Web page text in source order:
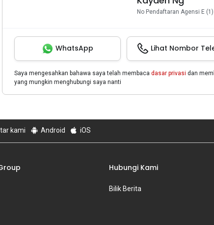
No Pendaftaran Agensi E
WhatsApp Lihat Nombor
Saya mengesahkan bahawa saya telah membaca dasar privasi dan
yang mungkin menghubungi saya nanti
kami Android iOS
Hubungi Kami
Bilik Berita